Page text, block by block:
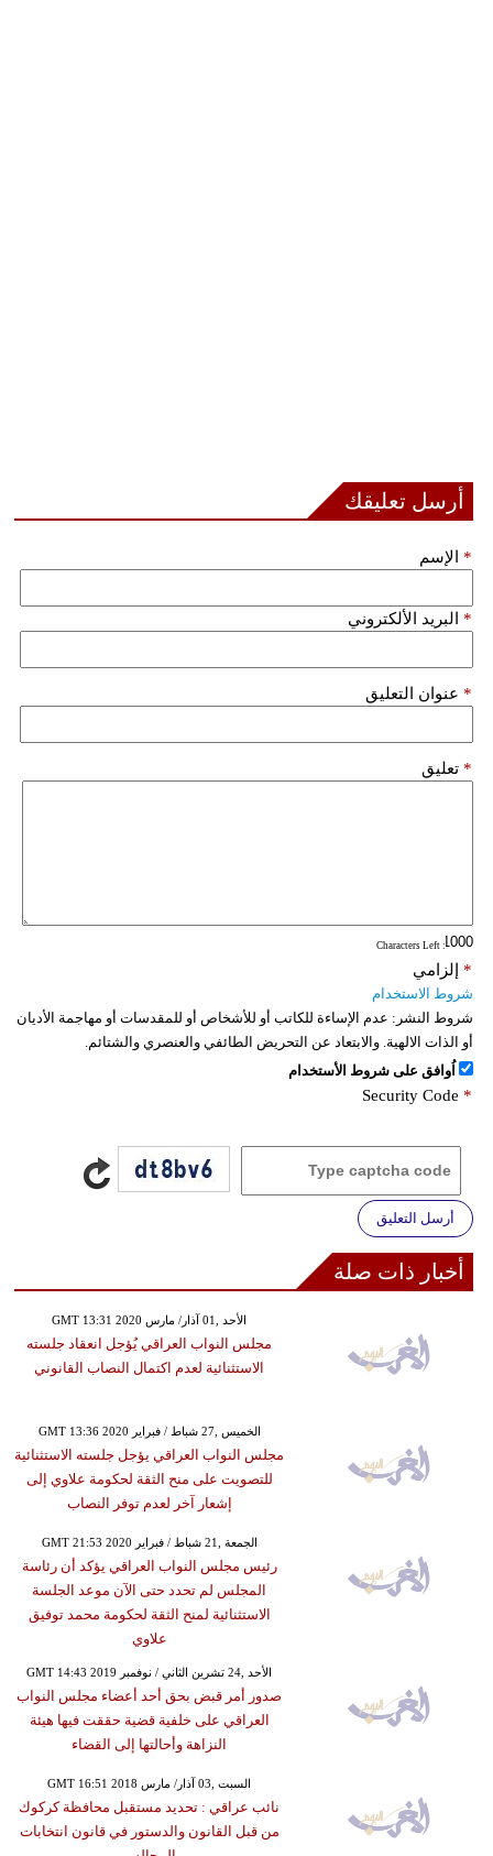
أرسل تعليقك
الإسم *
البريد الألكتروني *
عنوان التعليق *
تعليق *
: Characters Left
إلزامي *
شروط الاستخدام
شروط النشر: عدم الإساءة للكاتب أو للأشخاص أو للمقدسات أو مهاجمة الأديان
أو الذات الالهية. والابتعاد عن التحريض الطائفي والعنصري والشتائم.
اُوافق على شروط الأستخدام
Security Code *
أرسل التعليق
أخبار ذات صلة
GMT 13:31 2020 الأحد ,01 آذار/ مارس
مجلس النواب العراقي يُؤجل انعقاد جلسته
الاستثنائية لعدم اكتمال النصاب القانوني
GMT 13:36 2020 الخميس ,27 شباط / فبراير
مجلس النواب العراقي يؤجل جلسته الاستثنائية
للتصويت على منح الثقة لحكومة علاوي إلى
إشعار آخر لعدم توفر النصاب
GMT 21:53 2020 الجمعة ,21 شباط / فبراير
رئيس مجلس النواب العراقي يؤكد أن رئاسة
المجلس لم تحدد حتى الآن موعد الجلسة
الاستثنائية لمنح الثقة لحكومة محمد توفيق
علاوي
GMT 14:43 2019 الأحد ,24 تشرين الثاني / نوفمبر
صدور أمر قبض بحق أحد أعضاء مجلس النواب
العراقي على خلفية قضية حققت فيها هيئة
النزاهة وأحالتها إلى القضاء
GMT 16:51 2018 السبت ,03 آذار/ مارس
نائب عراقي : تحديد مستقبل محافظة كركوك
من قبل القانون والدستور في قانون انتخابات